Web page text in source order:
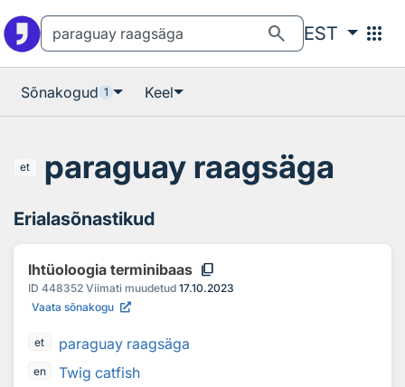
search EST apps
Sõnakogud 1 Keel
et paraguay raagsäga
Erialasõnastikud
Ihtüoloogia terminibaas content_copy
ID 448352 Viimati muudetud 17.10.2023
Vaata sõnakogu
et paraguay raagsäga
en Twig catfish